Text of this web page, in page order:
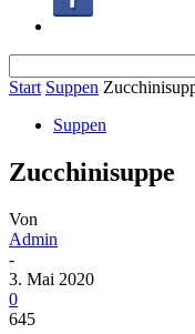
Start Suppen
Suppen
Zucchinisuppe
Von
Admin
-
3. Mai 2020
0
645